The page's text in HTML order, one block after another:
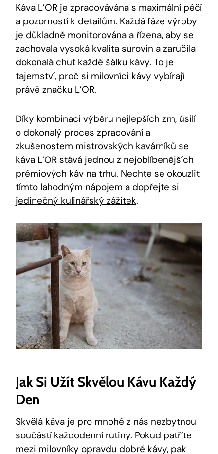
Káva L’OR je zpracovávána s maximální péčí
a pozorností k detailům. Každá fáze výroby
je důkladně monitorována a řízena, aby se
zachovala vysoká kvalita surovin a zaručila
dokonalá chuť každé šálku kávy. To je
tajemství, proč si milovníci kávy vybírají
právě značku L’OR.
Díky kombinaci výběru nejlepších zrn, úsilí
o dokonalý proces zpracování a
zkušenostem mistrovských kavárníků se
káva L’OR stává jednou z nejoblíbenějších
prémiových káv na trhu. Nechte se okouzlit
tímto lahodným nápojem a dopřejte si
jedinečný kulinářský zážitek.
Jak Si Užít Skvělou Kávu Každý
Den
Skvělá káva je pro mnohé z nás nezbytnou
součástí každodenní rutiny. Pokud patříte
mezi milovníky opravdu dobré kávy, pak